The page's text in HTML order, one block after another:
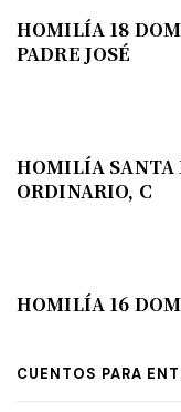
HOMILÍA 18
PADRE JOSÉ
HOMILÍA SANTA
ORDINARIO, C
HOMILÍA 16
CUENTOS PARA